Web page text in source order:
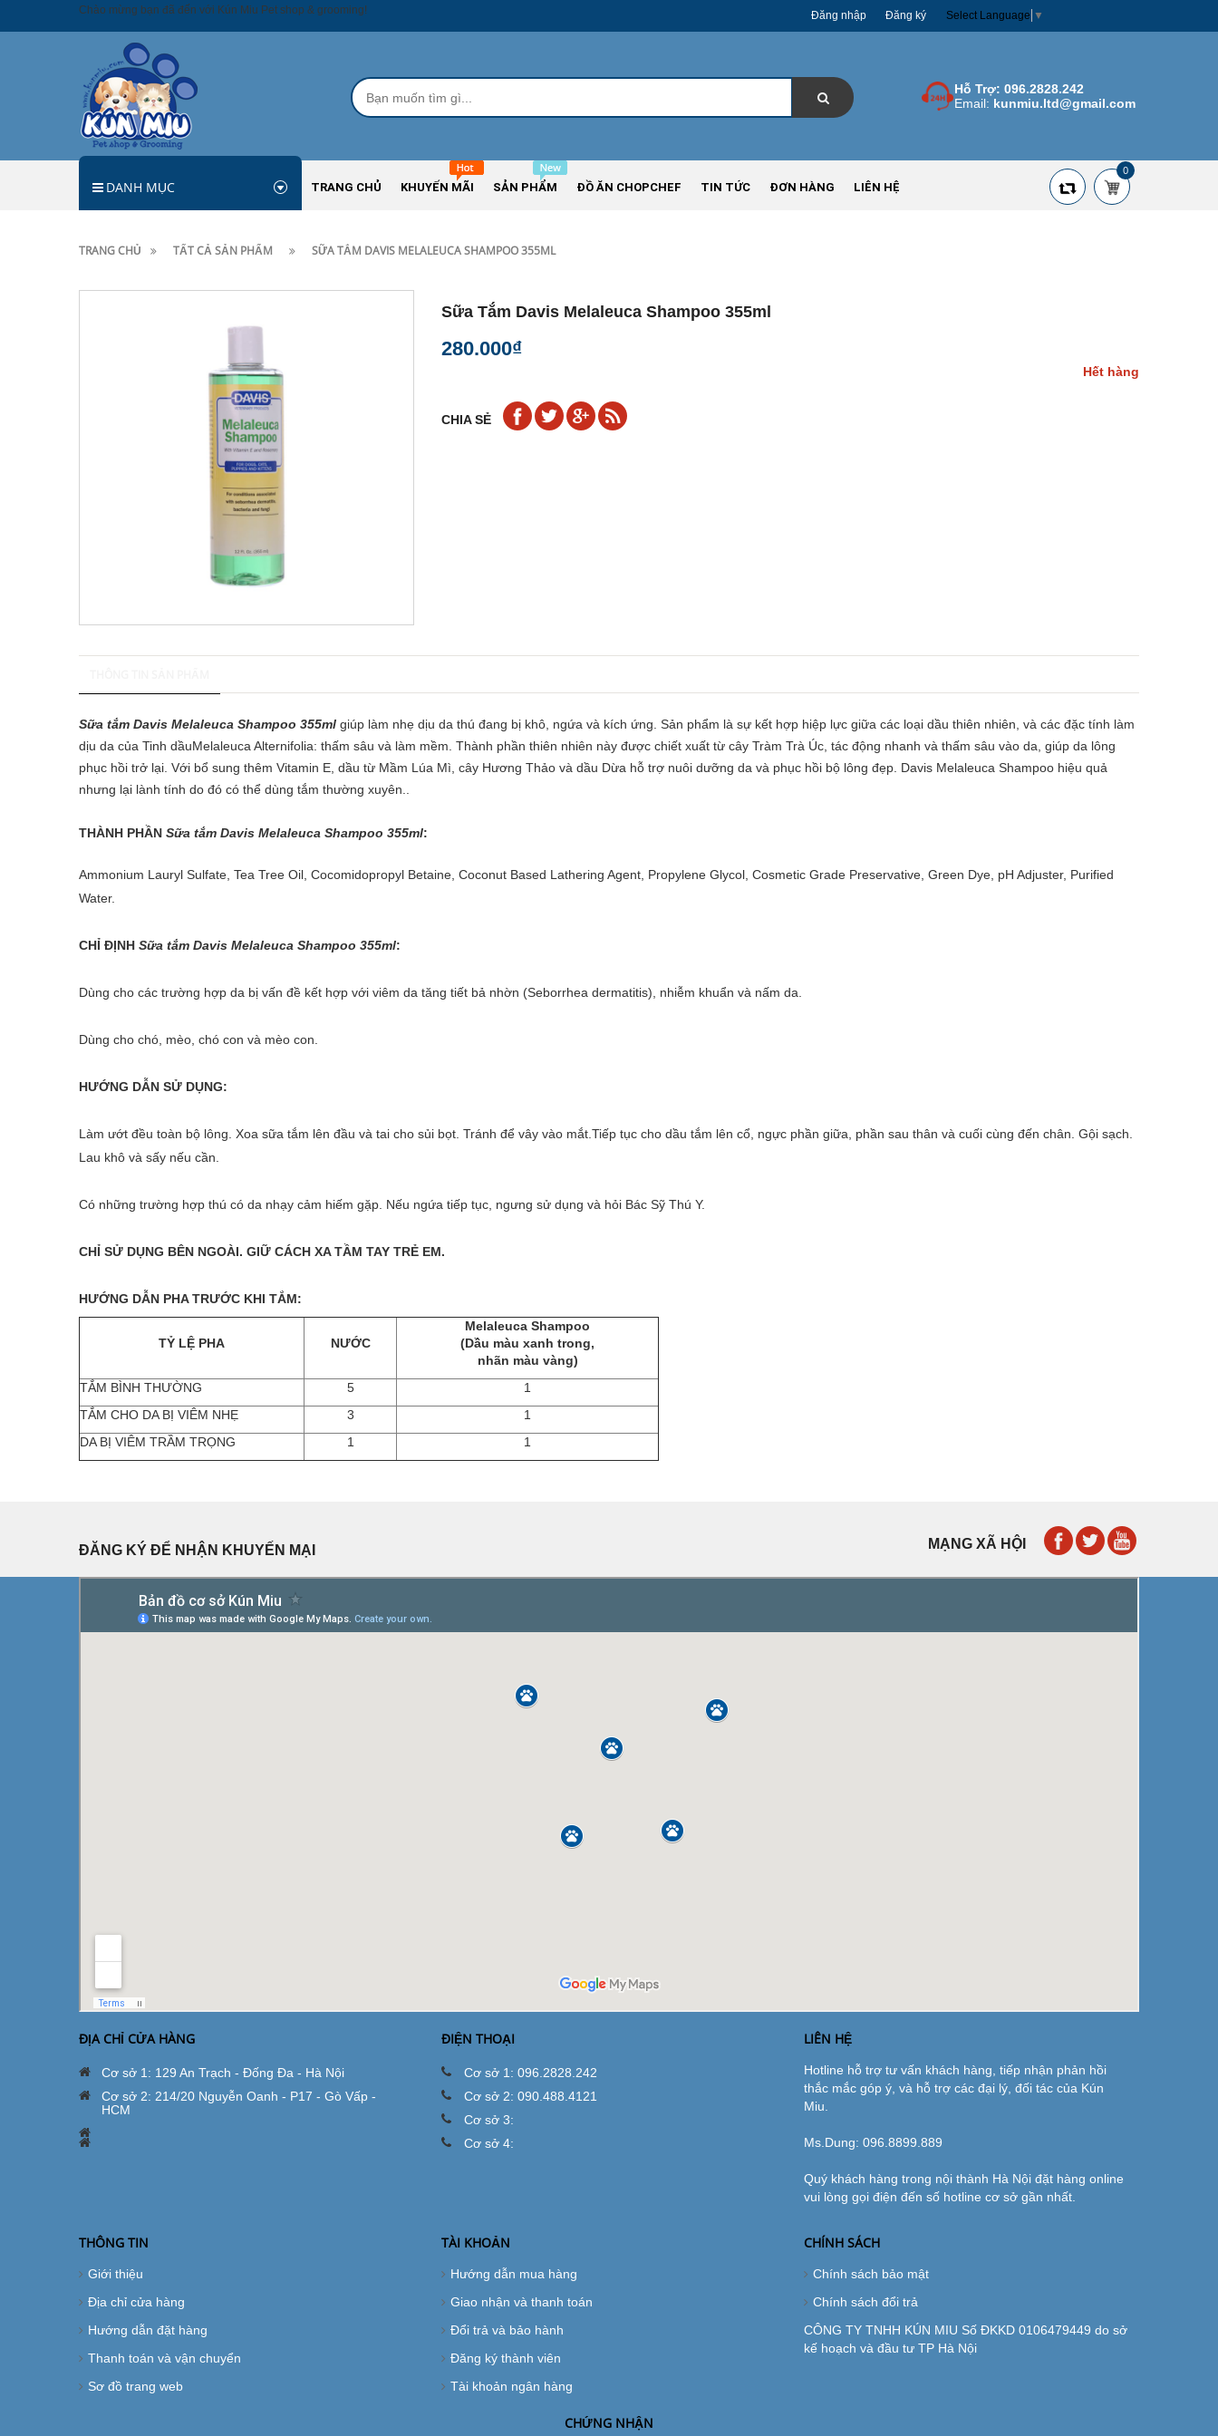
Chào mừng bạn đã đến với Kún Miu Pet shop & grooming! Đăng nhập Đăng ký Select Language ▼
Hỗ Trợ: 096.2828.242
Email: kunmiu.ltd@gmail.com
DANH MỤC TRANG CHỦ KHUYẾN MÃI SẢN PHẨM ĐỒ ĂN CHOPCHEF TIN TỨC ĐƠN HÀNG LIÊN HỆ
0
TRANG CHỦ TẤT CẢ SẢN PHẨM SỮA TẮM DAVIS MELALEUCA SHAMPOO 355ML
Sữa Tắm Davis Melaleuca Shampoo 355ml
280.000₫
Hết hàng
CHIA SẺ
Sữa tắm Davis Melaleuca Shampoo 355ml giúp làm nhẹ dịu da thú đang bị khô, ngứa và kích ứng. Sản phẩm là sự kết hợp hiệp lực giữa các loại dầu thiên nhiên, và các đặc tính làm
dịu da của Tinh dầuMelaleuca Alternifolia: thấm sâu và làm mềm. Thành phần thiên nhiên này được chiết xuất từ cây Tràm Trà Úc, tác động nhanh và thấm sâu vào da, giúp da lông
phục hồi trở lại. Với bổ sung thêm Vitamin E, dầu từ Mầm Lúa Mì, cây Hương Thảo và dầu Dừa hỗ trợ nuôi dưỡng da và phục hồi bộ lông đẹp. Davis Melaleuca Shampoo hiệu quả
nhưng lại lành tính do đó có thể dùng tắm thường xuyên..
THÀNH PHẦN Sữa tắm Davis Melaleuca Shampoo 355ml:
Ammonium Lauryl Sulfate, Tea Tree Oil, Cocomidopropyl Betaine, Coconut Based Lathering Agent, Propylene Glycol, Cosmetic Grade Preservative, Green Dye, pH Adjuster, Purified
Water.
CHỈ ĐỊNH Sữa tắm Davis Melaleuca Shampoo 355ml:
Dùng cho các trường hợp da bị vấn đề kết hợp với viêm da tăng tiết bả nhờn (Seborrhea dermatitis), nhiễm khuẩn và nấm da.
Dùng cho chó, mèo, chó con và mèo con.
HƯỚNG DẪN SỬ DỤNG:
Làm ướt đều toàn bộ lông. Xoa sữa tắm lên đầu và tai cho sủi bọt. Tránh để vây vào mắt.Tiếp tục cho dầu tắm lên cổ, ngực phần giữa, phần sau thân và cuối cùng đến chân. Gội sạch.
Lau khô và sấy nếu cần.
Có những trường hợp thú có da nhạy cảm hiếm gặp. Nếu ngứa tiếp tục, ngưng sử dụng và hỏi Bác Sỹ Thú Y.
CHỈ SỬ DỤNG BÊN NGOÀI. GIỮ CÁCH XA TẦM TAY TRẺ EM.
HƯỚNG DẪN PHA TRƯỚC KHI TẮM:
TỶ LỆ PHA NƯỚC
Melaleuca Shampoo
(Dầu màu xanh trong,
nhãn màu vàng)
TẮM BÌNH THƯỜNG
5
1
TẮM CHO DA BỊ VIÊM NHẸ
3
1
DA BỊ VIÊM TRẦM TRỌNG
1 1
ĐĂNG KÝ ĐỂ NHẬN KHUYẾN MẠI MẠNG XÃ HỘI
ĐỊA CHỈ CỬA HÀNG
Cơ sở 1: 129 An Trạch - Đống Đa - Hà Nội
Cơ sở 2: 214/20 Nguyễn Oanh - P17 - Gò Vấp -
HCM
ĐIỆN THOẠI
Cơ sở 1: 096.2828.242
Cơ sở 2: 090.488.4121
Cơ sở 3:
Cơ sở 4:
LIÊN HỆ
Hotline hỗ trợ tư vấn khách hàng, tiếp nhận phản hồi
thắc mắc góp ý, và hỗ trợ các đại lý, đối tác của Kún
Miu.
Ms.Dung: 096.8899.889
Quý khách hàng trong nội thành Hà Nội đặt hàng online
vui lòng gọi điện đến số hotline cơ sở gần nhất.
THÔNG TIN
Giới thiệu
Địa chỉ cửa hàng
Hướng dẫn đặt hàng
Thanh toán và vận chuyển
Sơ đồ trang web
TÀI KHOẢN
Hướng dẫn mua hàng
Giao nhận và thanh toán
Đổi trả và bảo hành
Đăng ký thành viên
Tài khoản ngân hàng
CHÍNH SÁCH
Chính sách bảo mật
Chính sách đổi trả
CÔNG TY TNHH KÚN MIU Số ĐKKD 0106479449 do sở
kế hoạch và đầu tư TP Hà Nội
CHỨNG NHẬN